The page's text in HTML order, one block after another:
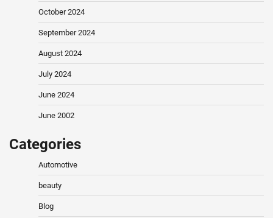
October 2024
September 2024
August 2024
July 2024
June 2024
June 2002
Categories
Automotive
beauty
Blog